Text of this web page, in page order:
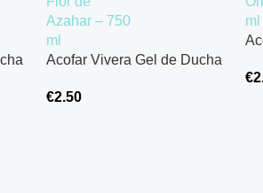
Acofar Vivera Gel de Ducha
ml
€2.50
€